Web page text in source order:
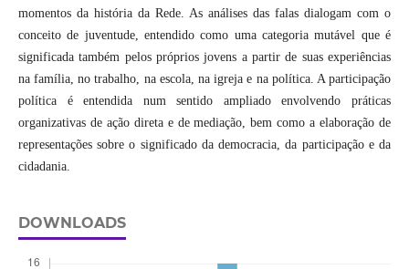
momentos da história da Rede. As análises das falas dialogam com o
conceito de juventude, entendido como uma categoria mutável que é
significada também pelos próprios jovens a partir de suas experiências
na família, no trabalho, na escola, na igreja e na política. A participação
política é entendida num sentido ampliado envolvendo práticas
organizativas de ação direta e de mediação, bem como a elaboração de
representações sobre o significado da democracia, da participação e da
cidadania.
DOWNLOADS